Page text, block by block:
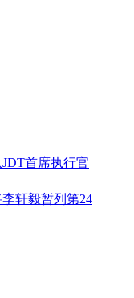
首席执行官
轩毅暂列第24